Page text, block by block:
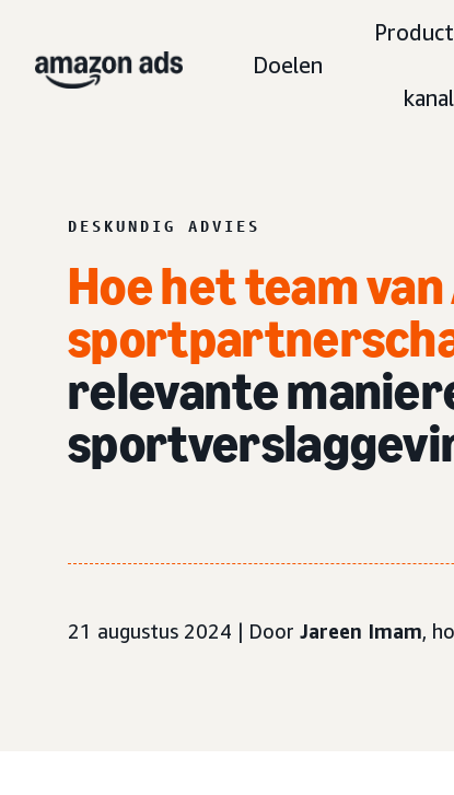
Doelen
DESKUNDIG ADVIES
Hoe het team
relevante
21 augustus 2024 | Door Jareen Imam,